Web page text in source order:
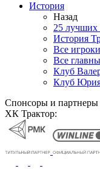
История
Назад
25 лучших
История
Все игроки
Все
Клуб
Клуб
Спонсоры и партнеры
ХК Трактор: